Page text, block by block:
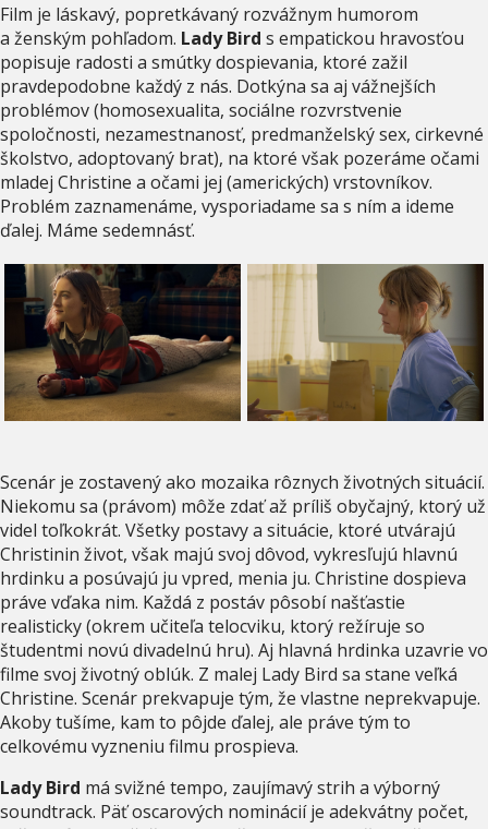
Film je láskavý, popretkávaný rozvážnym humorom
a ženským pohľadom. Lady Bird s empatickou hravosťou
popisuje radosti a smútky dospievania, ktoré zažil
pravdepodobne každý z nás. Dotkýna sa aj vážnejších
problémov (homosexualita, sociálne rozvrstvenie
spoločnosti, nezamestnanosť, predmanželský sex, cirkevné
školstvo, adoptovaný brat), na ktoré však pozeráme očami
mladej Christine a očami jej (amerických) vrstovníkov.
Problém zaznamenáme, vysporiadame sa s ním a ideme
ďalej. Máme sedemnásť.
Scenár je zostavený ako mozaika rôznych životných situácií.
Niekomu sa (právom) môže zdať až príliš obyčajný, ktorý už
videl toľkokrát. Všetky postavy a situácie, ktoré utvárajú
Christinin život, však majú svoj dôvod, vykresľujú hlavnú
hrdinku a posúvajú ju vpred, menia ju. Christine dospieva
práve vďaka nim. Každá z postáv pôsobí našťastie
realisticky (okrem učiteľa telocviku, ktorý režíruje so
študentmi novú divadelnú hru). Aj hlavná hrdinka uzavrie vo
filme svoj životný oblúk. Z malej Lady Bird sa stane veľká
Christine. Scenár prekvapuje tým, že vlastne neprekvapuje.
Akoby tušíme, kam to pôjde ďalej, ale práve tým to
celkovému vyzneniu filmu prospieva.
Lady Bird má svižné tempo, zaujímavý strih a výborný
soundtrack. Päť oscarových nominácií je adekvátny počet,